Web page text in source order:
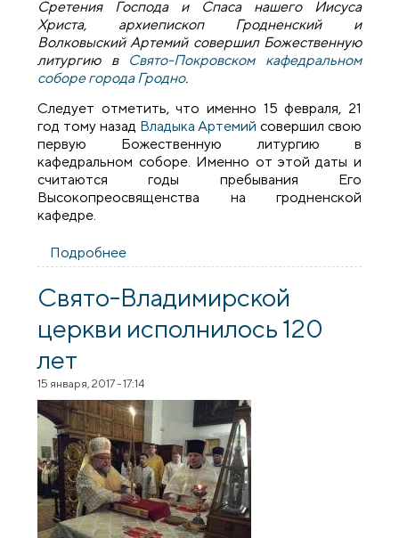
Сретения Господа и Спаса нашего Иисуса
Христа, архиепископ Гродненский и
Волковыский Артемий совершил Божественную
литургию в Свято-Покровском кафедральном
соборе города Гродно.
Следует отметить, что именно 15 февраля, 21
год тому назад Владыка Артемий совершил свою
первую Божественную литургию в
кафедральном соборе. Именно от этой даты и
считаются годы пребывания Его
Высокопреосвященства на гродненской
кафедре.
Подробнее
архиепископ Артемий совершил
литургию в кафедральном соборе города
Гродно
Свято-Владимирской
церкви исполнилось 120
лет
15 января, 2017 - 17:14